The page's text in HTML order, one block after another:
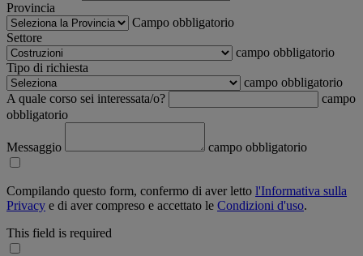
Provincia
Campo obbligatorio
Settore
campo obbligatorio
Tipo di richiesta
campo obbligatorio
A quale corso sei interessata/o?
campo
obbligatorio
Messaggio campo obbligatorio
Compilando questo form, confermo di aver letto l'Informativa sulla
Privacy e di aver compreso e accettato le Condizioni d'uso.
This field is required